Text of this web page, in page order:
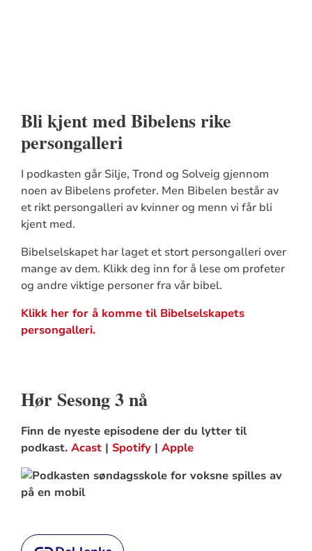
Bli kjent med Bibelens rike
persongalleri
I podkasten går Silje, Trond og Solveig gjennom
noen av Bibelens profeter. Men Bibelen består av
et rikt persongalleri av kvinner og menn vi får bli
kjent med.
Bibelselskapet har laget et stort persongalleri over
mange av dem. Klikk deg inn for å lese om profeter
og andre viktige personer fra vår bibel.
Klikk her for å komme til Bibelselskapets
persongalleri.
Hør Sesong 3 nå
Finn de nyeste episodene der du lytter til
podkast. Acast| Spotify| Apple